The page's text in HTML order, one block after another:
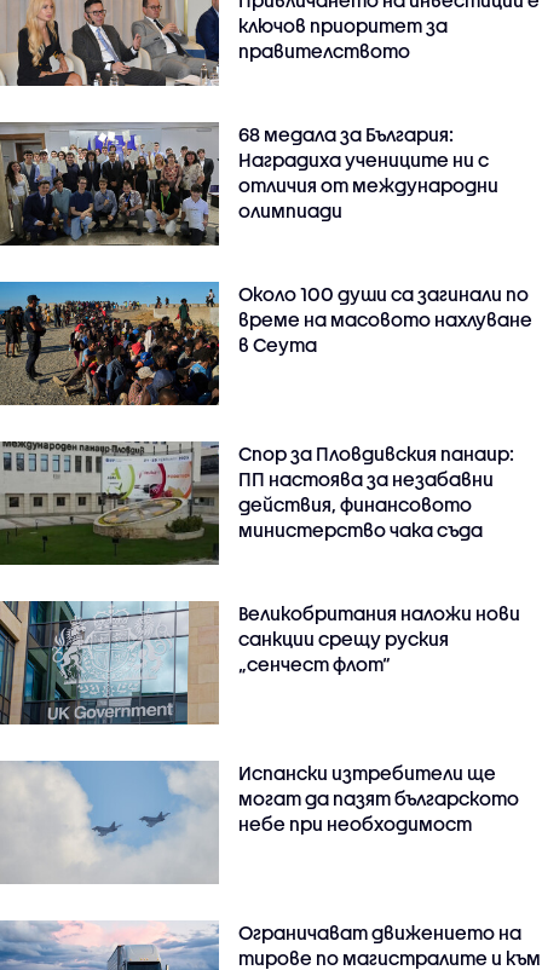
ключов приоритет за
правителството
68 медала за България:
Наградиха учениците ни с
отличия от международни
олимпиади
Около 100 души са загинали по
време на масовото нахлуване
в Сеута
Спор за Пловдивския панаир:
ПП настоява за незабавни
действия, финансовото
министерство чака съда
Великобритания наложи нови
санкции срещу руския
„сенчест флот“
Испански изтребители ще
могат да пазят българското
небе при необходимост
Ограничават движението на
тирове по магистралите и към